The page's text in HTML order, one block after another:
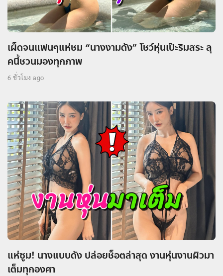
เผ็ดจนแฟนๆแห่ชม “นางงามดัง” โชว์หุ่นเป๊ะริมสระ ลุ
คนี้ชวนมองทุกภาพ
6 ชั่วโมง ago
แห่ซูม! นางแบบดัง ปล่อยช็อตล่าสุด งานหุ่นงานผิวมา
เต็มทุกองศา